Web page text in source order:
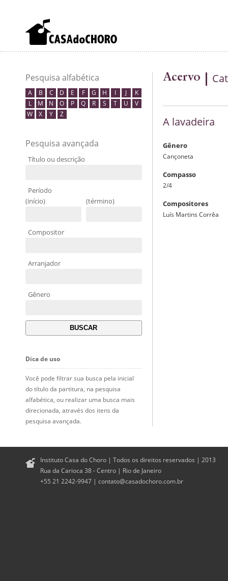
Pesquisa alfabética
A B C D E F G H I J
K
L
M N O P Q R S T U
V
W
X Y Z
Pesquisa avançada
Título ou descrição
Período
(início)
(término)
Compositor
Arranjador
Gênero
Dica de uso
Você pode filtrar sua busca pela inicial
do título da partitura, na pesquisa
alfabética, ou realizar uma busca mais
direcionada, através dos itens da
pesquisa avançada.
Acervo
A lavadeira
Gênero
Cançoneta
Compasso
2/4
Compositores
Luís Martins Corrêa
Instituto Casa do Choro | Todos os direitos reservados | 2013
Rua da Carioca 38 - Centro | Rio de Janeiro
+55 21 2242-9947 | contato@casadochoro.com.br